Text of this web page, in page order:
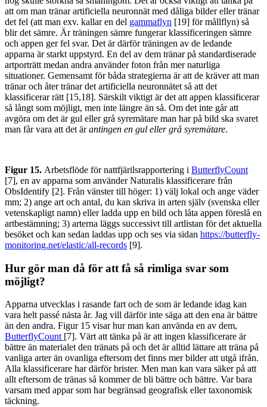
att om man tränar artificiella neuronnät med dåliga bilder eller tränar
det fel (att man exv. kallar en del gammaflyn [19] för mållflyn) så
blir det sämre. Är träningen sämre fungerar klassificeringen sämre
och appen ger fel svar. Det är därför träningen av de ledande
apparna är starkt uppstyrd. En del av dem tränar på standardiserade
artporträtt medan andra använder foton från mer naturliga
situationer. Gemensamt för båda strategierna är att de kräver att man
tränar och åter tränar det artificiella neuronnätet så att det
klassificerar rätt [15,18]. Särskilt viktigt är det att appen klassificerar
så långt som möjligt, men inte längre än så. Om det inte går att
avgöra om det är gul eller grå syremätare man har på bild ska svaret
man får vara att det ärantingen en gul eller grå syremätare.
Figur 15. Arbetsflöde för nattfjärilsrapportering i ButterflyCount
[7], en av apparna som använder Naturalis klassificerare från
ObsIdentify [2]. Från vänster till höger: 1) välj lokal och ange väder
mm; 2) ange art och antal, du kan skriva in arten själv (svenska eller
vetenskapligt namn) eller ladda upp en bild och låta appen föreslå en
artbestämning; 3) arterna läggs successivt till artlistan för det aktuella
besöket och kan sedan laddas upp och ses via sidan https://butterfly-
monitoring.net/elastic/all-records [9].
Hur gör man då för att få så rimliga svar som
möjligt?
Apparna utvecklas i rasande fart och de som är ledande idag kan
vara helt passé nästa år. Jag vill därför inte säga att den ena är bättre
än den andra. Figur 15 visar hur man kan använda en av dem,
ButterflyCount [7]. Värt att tänka på är att ingen klassificerare är
bättre än materialet den tränats på och det är alltid lättare att träna på
vanliga arter än ovanliga eftersom det finns mer bilder att utgå ifrån.
Alla klassificerare har därför brister. Men man kan vara säker på att
allt eftersom de tränas så kommer de bli bättre och bättre. Var bara
varsam med appar som har begränsad geografisk eller taxonomisk
täckning.